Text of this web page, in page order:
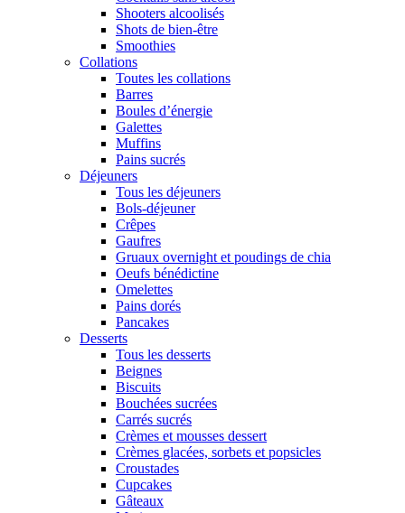
Shooters alcoolisés
Shots de bien-être
Smoothies
Collations
Toutes les collations
Barres
Boules d’énergie
Galettes
Muffins
Pains sucrés
Déjeuners
Tous les déjeuners
Bols-déjeuner
Crêpes
Gaufres
Gruaux overnight et poudings de chia
Oeufs bénédictine
Omelettes
Pains dorés
Pancakes
Desserts
Tous les desserts
Beignes
Biscuits
Bouchées sucrées
Carrés sucrés
Crèmes et mousses dessert
Crèmes glacées, sorbets et popsicles
Croustades
Cupcakes
Gâteaux